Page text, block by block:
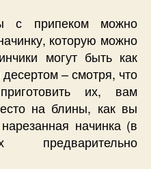
с припеком можно
которую можно
могут быть как
– смотря, что
их, вам
на блины, как вы
начинка (в
предварительно